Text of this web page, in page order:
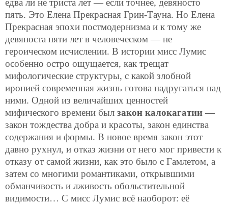
пять. Это Елена Прекрасная Грин-Тауна. Но Елена
Прекрасная эпохи постмодернизма и к тому же
девяноста пяти лет в человеческом — не
героическом исчислении. В истории мисс Лумис
особенно остро ощущается, как трещат
мифологические структуры, с какой злобной
иронией современная жизнь готова надругаться над
ними. Одной из величайших ценностей
мифического времени был закон калокагатии —
закон тождества добра и красоты, закон единства
содержания и формы. В новое время закон этот
давно рухнул, и отказ жизни от него мог привести к
отказу от самой жизни, как это было с Гамлетом, а
затем со многими романтиками, открывшими
обманчивость и лживость обольстительной
видимости… С мисс Лумис всё наоборот: её